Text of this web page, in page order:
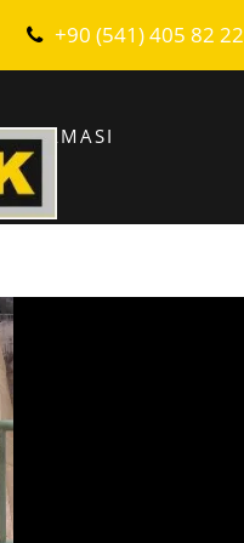
+90 (541) 405 82 22